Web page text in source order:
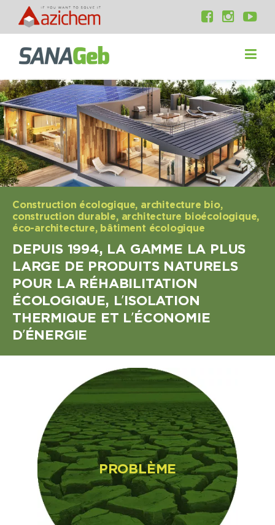
Construction écologique, architecture bio,
construction durable, architecture bioécologique,
éco-architecture, bâtiment écologique
DEPUIS 1994, LA GAMME LA PLUS
LARGE DE PRODUITS NATURELS
POUR LA RÉHABILITATION
ÉCOLOGIQUE, L’ISOLATION
THERMIQUE ET L’ÉCONOMIE
D’ÉNERGIE
PROBLÈME